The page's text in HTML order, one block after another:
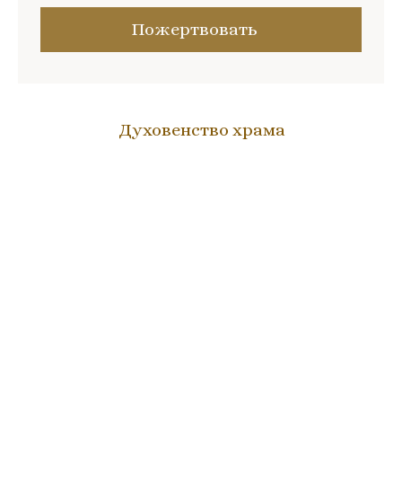
Пожертвовать
Духовенство храма